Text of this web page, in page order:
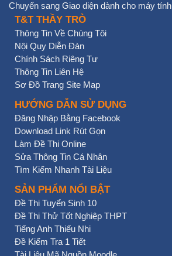
Chuyển sang Giao diện dành cho máy tính
T&T THẦY TRÒ
Thông Tin Về Chúng Tôi
Nội Quy Diễn Đàn
Chính Sách Riêng Tư
Thông Tin Liên Hệ
Sơ Đồ Trang Site Map
HƯỚNG DẪN SỬ DỤNG
Đăng Nhập Bằng Facebook
Download Link Rút Gọn
Làm Đề Thi Online
Sửa Thông Tin Cá Nhân
Tìm Kiếm Nhanh Tài Liệu
SẢN PHẨM NỔI BẬT
Đề Thi Tuyển Sinh 10
Đề Thi Thử Tốt Nghiệp THPT
Tiếng Anh Thiếu Nhi
Đề Kiểm Tra 1 Tiết